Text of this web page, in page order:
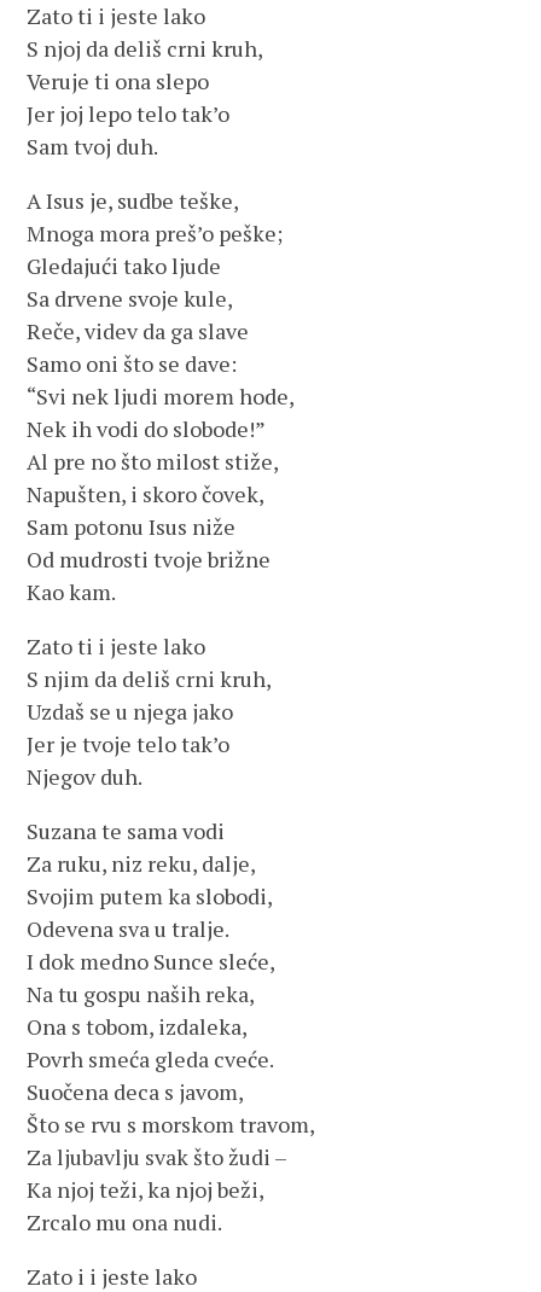
Zato ti i jeste lako
S njoj da deliš crni kruh,
Veruje ti ona slepo
Jer joj lepo telo tak’o
Sam tvoj duh.
A Isus je, sudbe teške,
Mnoga mora preš’o peške;
Gledajući tako ljude
Sa drvene svoje kule,
Reče, videv da ga slave
Samo oni što se dave:
“Svi nek ljudi morem hode,
Nek ih vodi do slobode!”
Al pre no što milost stiže,
Napušten, i skoro čovek,
Sam potonu Isus niže
Od mudrosti tvoje brižne
Kao kam.
Zato ti i jeste lako
S njim da deliš crni kruh,
Uzdaš se u njega jako
Jer je tvoje telo tak’o
Njegov duh.
Suzana te sama vodi
Za ruku, niz reku, dalje,
Svojim putem ka slobodi,
Odevena sva u tralje.
I dok medno Sunce sleće,
Na tu gospu naših reka,
Ona s tobom, izdaleka,
Povrh smeća gleda cveće.
Suočena deca s javom,
Što se rvu s morskom travom,
Za ljubavlju svak što žudi –
Ka njoj teži, ka njoj beži,
Zrcalo mu ona nudi.
Zato i i jeste lako